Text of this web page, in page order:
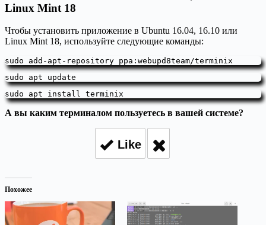
Linux Mint 18
Чтобы установить приложение в Ubuntu 16.04, 16.10 или
Linux Mint 18, используйте следующие команды:
sudo add-apt-repository ppa:webupd8team/terminix
sudo apt update
sudo apt install terminix
А вы каким терминалом пользуетесь в вашей системе?
Like
Похожее